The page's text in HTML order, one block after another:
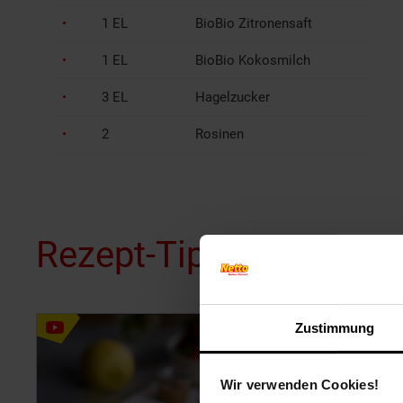
Zustimmung
Wir verwenden Cookies!
1 EL BioBio Zitronensaft
1 EL BioBio Kokosmilch
3 EL Hagelzucker
2 Rosinen
Rezept-Tipps für dich